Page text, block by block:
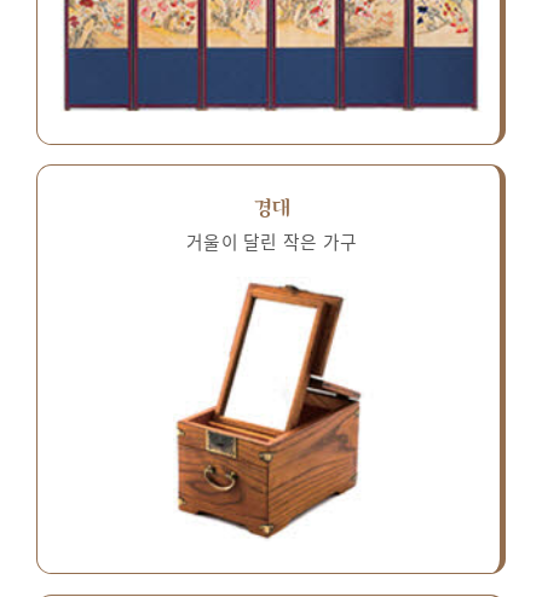
경대
거울이 달린 작은 가구